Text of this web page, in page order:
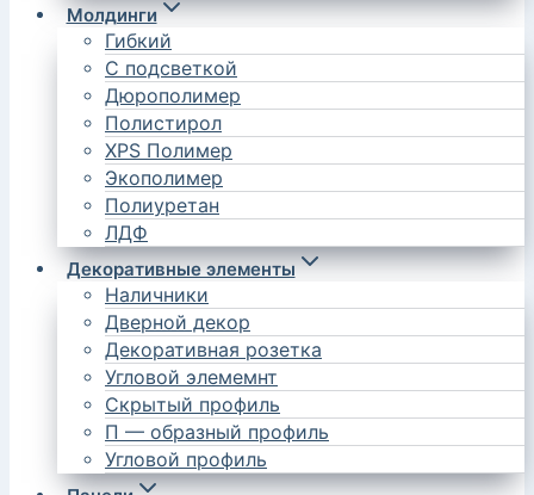
Молдинги
Гибкий
С подсветкой
Дюрополимер
Полистирол
XPS Полимер
Экополимер
Полиуретан
ЛДФ
Декоративные элементы
Наличники
Дверной декор
Декоративная розетка
Угловой элемемнт
Скрытый профиль
П — образный профиль
Угловой профиль